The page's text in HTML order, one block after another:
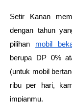
Setir Kanan
dengan tahun
pilihan mobil
berupa DP 0%
(untuk mobil
ribu per hari,
impianmu.